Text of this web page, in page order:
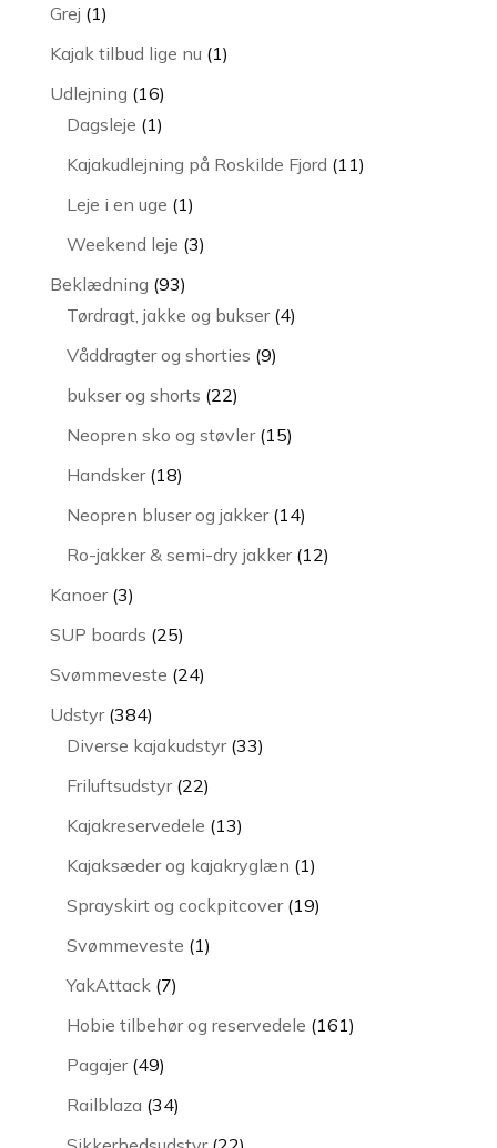
Grej 11
vare
Kajak tilbud lige nu 11
Udlejning 1616
varer
Dagsleje 11
vare
Kajakudlejning på Roskilde Fjord 1111
Leje i en uge 11
vare
Weekend leje 33
Beklædning 9393
varer
Tørdragt, jakke og bukser 44
Våddragter og shorties 99
bukser og shorts 2222
varer
Neopren sko og støvler 1515
Handsker 1818
Neopren bluser og jakker 1414
varer
Ro-jakker & semi-dry jakker 1212
Kanoer 33
varer
SUP boards 2525
varer
Svømmeveste 2424
Udstyr 384384
varer
Diverse kajakudstyr 3333
Friluftsudstyr 2222
varer
Kajakreservedele 1313
varer
Kajaksæder og kajakryglæn 11
vare
Sprayskirt og cockpitcover 1919
Svømmeveste 11
YakAttack 77
Hobie tilbehør og reservedele 161161
Pagajer 4949
varer
Railblaza 3434
varer